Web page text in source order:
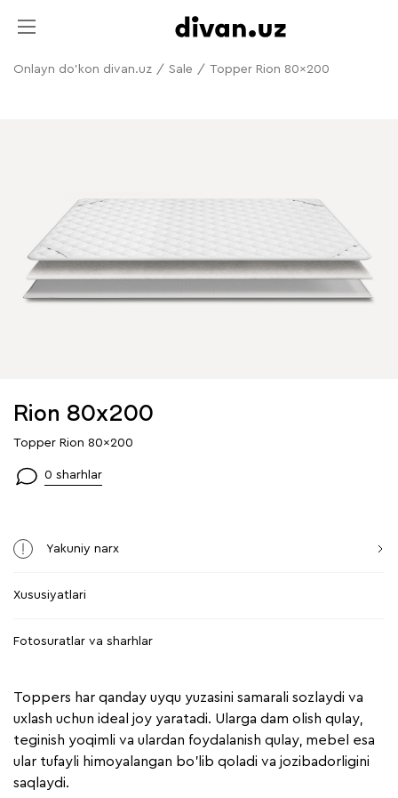
Onlayn do'kon divan.uz / Sale / Topper Rion 80x200
Rion 80x200
Topper Rion 80x200
0 sharhlar
Yakuniy narx
Xususiyatlari
Fotosuratlar va sharhlar
Toppers har qanday uyqu yuzasini samarali sozlaydi va
uxlash uchun ideal joy yaratadi. Ularga dam olish qulay,
teginish yoqimli va ulardan foydalanish qulay, mebel esa
ular tufayli himoyalangan bo'lib qoladi va jozibadorligini
saqlaydi.